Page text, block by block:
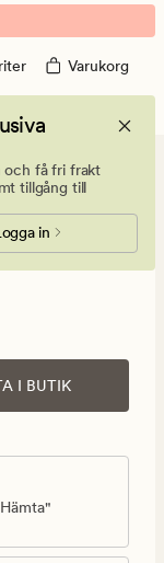
Varukorg
och få fri frakt
tillgång till
in
0
med
betyg
0
I BUTIK